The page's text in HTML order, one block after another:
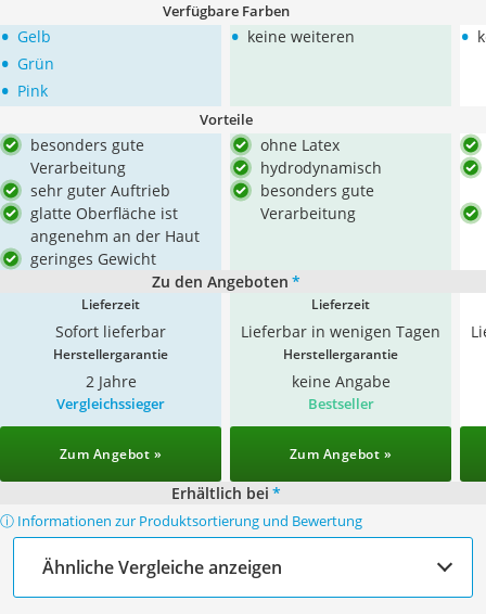
Verfügbare Farben
• Gelb
• Grün
• Pink
• keine weiteren •
Vorteile
besonders gute
Verarbeitung
sehr guter Auftrieb
glatte Oberfläche ist
angenehm an der Haut
geringes Gewicht
ohne Latex
hydrodynamisch
besonders gute
Verarbeitung
Zu den Angeboten *
Lieferzeit
Sofort lieferbar
Lieferzeit
Lieferbar in wenigen Tagen
Herstellergarantie
2 Jahre
Herstellergarantie
keine Angabe
Vergleichssieger
Zum Angebot »
Bestseller
Zum Angebot »
Erhältlich bei *
ⓘ Informationen zur Produktsortierung und Bewertung
Ähnliche Vergleiche anzeigen